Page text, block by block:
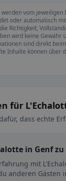
vom jeweiligen
oder automatisch
Richtigkeit,
wird keine Gewähr
sind direkt
Inhalte können über
für
dass echte
in Genf zu
mit
anderen Gästen